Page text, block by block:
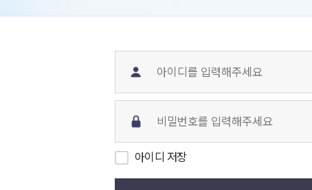
아이디 저장